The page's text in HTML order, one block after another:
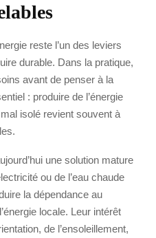
reste l’un des leviers
durable. Dans la pratique,
avant de penser à la
: produire de l’énergie
isolé revient souvent à
une solution mature
ou de l’eau chaude
la dépendance au
locale. Leur intérêt
de l’ensoleillement,